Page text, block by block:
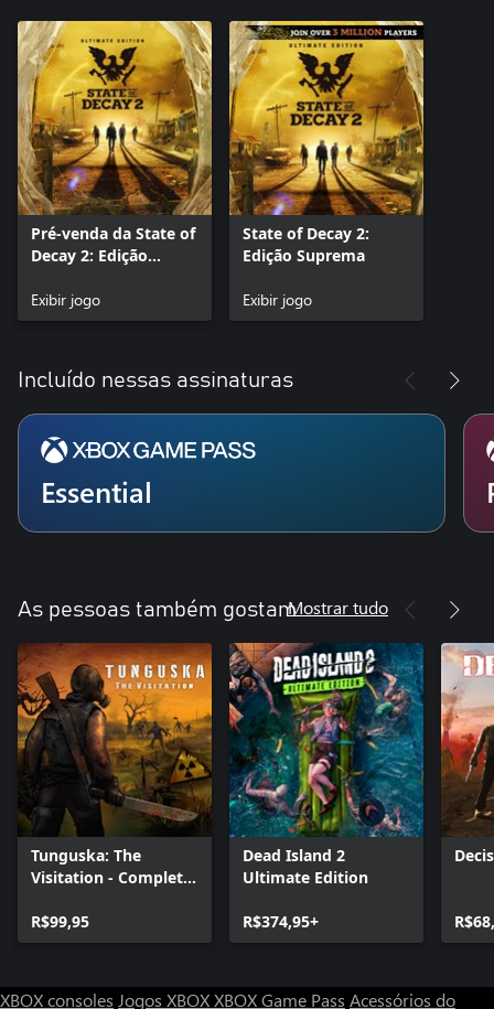
Pré-venda da State of
Decay 2: Edição
Exibir jogo
State of Decay 2:
Edição Suprema
Exibir jogo
Incluído nessas assinaturas
Essential
As pessoas também gostamMostrar tudo
Tunguska: The
Visitation - Complete
R$99,95
Dead Island 2
Ultimate Edition
R$374,95+
XBOX consoles Jogos XBOXXBOX Game Pass Acessórios do